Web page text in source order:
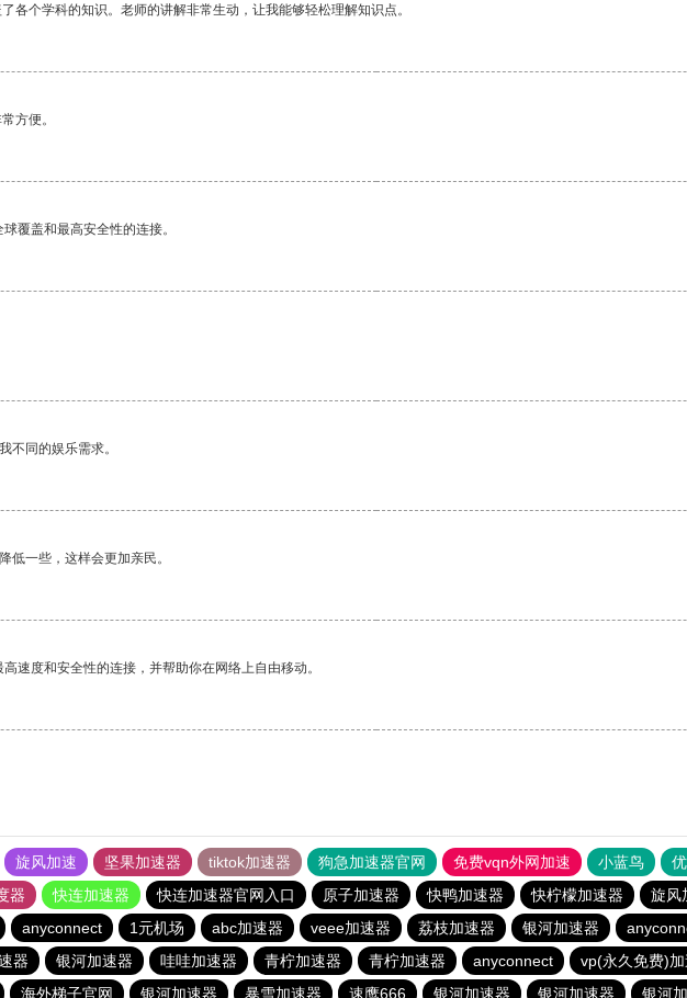
各个学科的知识。老师的讲解非常生动，让我能够轻松理解知识点。
方便。
覆盖和最高安全性的连接。
不同的娱乐需求。
低一些，这样会更加亲民。
速度和安全性的连接，并帮助你在网络上自由移动。
旋风加速 坚果加速器 tiktok加速器 狗急加速器官网 免费vqn外网加速 小蓝鸟
器 快连加速器 快连加速器官网入口 原子加速器 快鸭加速器 快柠檬加速器 旋风
anyconnect 1元机场 abc加速器 veee加速器 荔枝加速器 银河加速器
器 银河加速器 哇哇加速器 青柠加速器 青柠加速器 anyconnect vp(永久免费)加
海外梯子官网 银河加速器 暴雪加速器 速鹰666 银河加速器 银河加速器 银河